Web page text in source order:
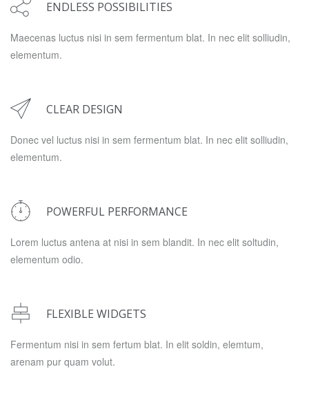
ENDLESS POSSIBILITIES
Maecenas luctus nisi in sem fermentum blat. In nec elit solliudin,
elementum.
CLEAR DESIGN
Donec vel luctus nisi in sem fermentum blat. In nec elit solliudin,
elementum.
POWERFUL PERFORMANCE
Lorem luctus antena at nisi in sem blandit. In nec elit soltudin,
elementum odio.
FLEXIBLE WIDGETS
Fermentum nisi in sem fertum blat. In elit soldin, elemtum,
arenam pur quam volut.